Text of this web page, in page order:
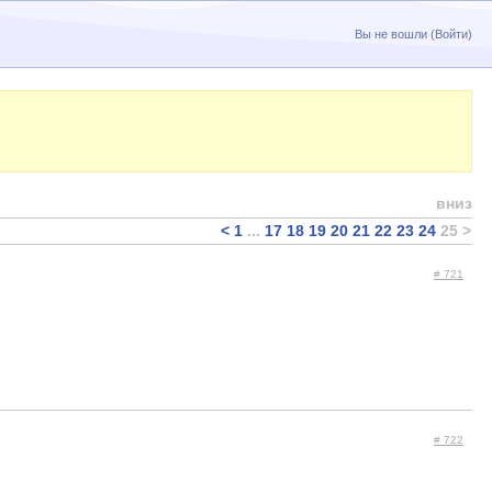
Вы не вошли (Войти)
вниз
< 1 ... 17 18 19 20 21 22 23 24 25 >
# 721
# 722